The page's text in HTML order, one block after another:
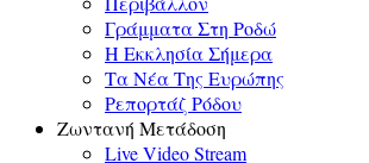
Γράμματα Στη Ροδώ
Η Εκκλησία Σήμερα
Τα Νέα Της Ευρώπης
Ρεπορτάζ Ρόδου
Ζωντανή Μετάδοση
Live Video Stream